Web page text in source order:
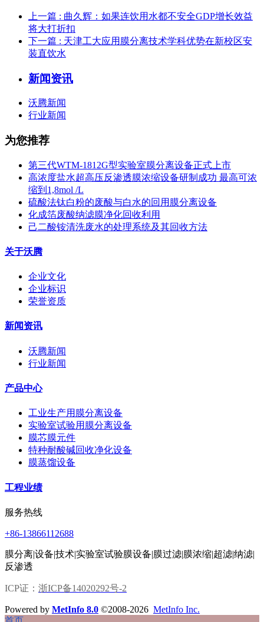
上一篇 : 曲久辉：如果连饮用水都不安全GDP增长效益
将大打折扣
下一篇 : 天津工大应用膜分离技术学科优势在新校区安
装直饮水
新闻资讯
沃腾新闻
行业新闻
为您推荐
第三代WTM-1812G型实验室膜分离设备正式上市
高浓度盐水超高压反渗透膜浓缩设备研制成功 最高可浓
缩到1,8mol /L
硫酸法钛白粉的废酸与白水的回用膜分离设备
化成箔废酸纳滤膜净化回收利用
己二酸铵清洗废水的处理系统及其回收方法
关于沃腾
企业文化
企业标识
荣誉资质
新闻资讯
沃腾新闻
行业新闻
产品中心
工业生产用膜分离设备
实验室试验用膜分离设备
膜芯膜元件
特种耐酸碱回收净化设备
膜蒸馏设备
工程业绩
服务热线
+86-13866112688
膜分离|设备|技术|实验室试验膜设备|膜过滤|膜浓缩|超滤|纳滤|
反渗透
ICP证： 浙ICP备14020292号-2
Powered by MetInfo 8.0 ©2008-2026 MetInfo Inc.